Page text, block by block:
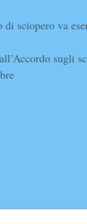
sciopero va
sugli